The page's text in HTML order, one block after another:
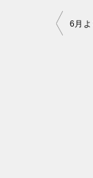
投6月よ